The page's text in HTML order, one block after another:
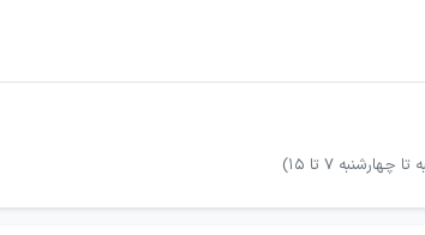
چهارشنبه 7 تا 15)